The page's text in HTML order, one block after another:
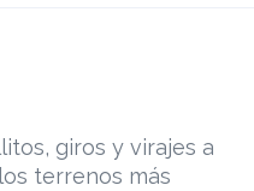
giros y virajes a
terrenos más